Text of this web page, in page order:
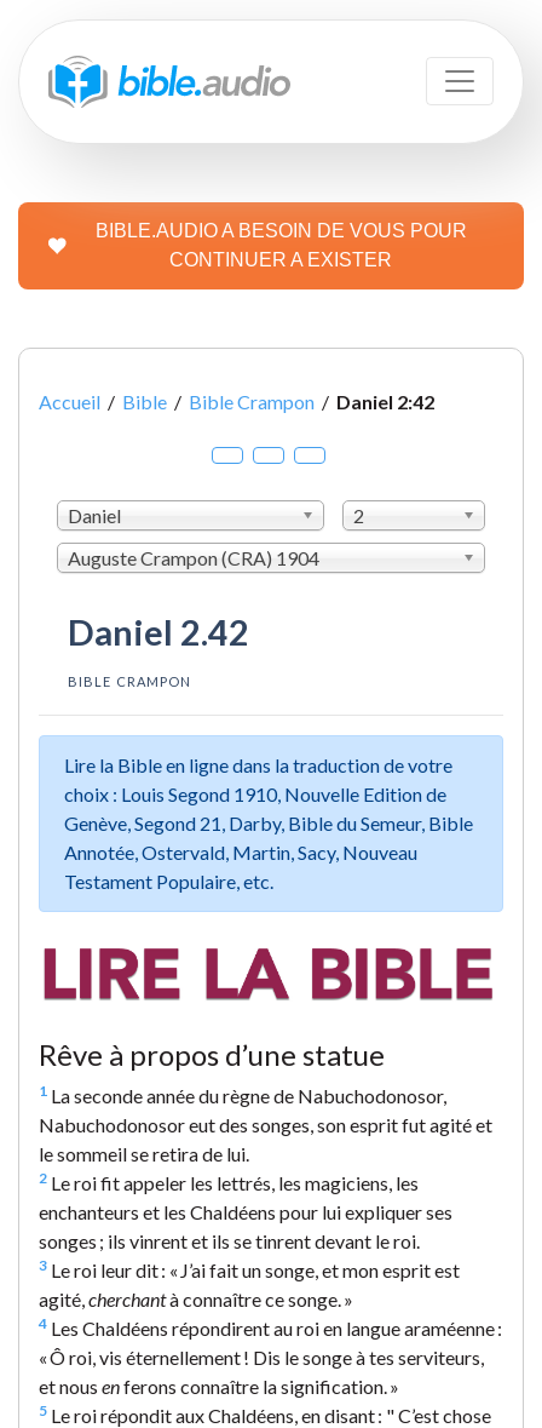
BIBLE.AUDIO A BESOIN DE VOUS POUR
CONTINUER A EXISTER
Accueil / Bible / Bible Crampon / Daniel 2:42
Daniel
2
Auguste Crampon (CRA) 1904
Daniel 2.42
BIBLE CRAMPON
Lire la Bible en ligne dans la traduction de votre
choix : Louis Segond 1910, Nouvelle Edition de
Genève, Segond 21, Darby, Bible du Semeur, Bible
Annotée, Ostervald, Martin, Sacy, Nouveau
Testament Populaire, etc.
Rêve à propos d’une statue
1 La seconde année du règne de Nabuchodonosor,
Nabuchodonosor eut des songes, son esprit fut agité et
le sommeil se retira de lui.
2 Le roi fit appeler les lettrés, les magiciens, les
enchanteurs et les Chaldéens pour lui expliquer ses
songes ; ils vinrent et ils se tinrent devant le roi.
3 Le roi leur dit : « J’ai fait un songe, et mon esprit est
agité, cherchantà connaître ce songe. »
4 Les Chaldéens répondirent au roi en langue araméenne :
« Ô roi, vis éternellement ! Dis le songe à tes serviteurs,
et nous enferons connaître la signification. »
5 Le roi répondit aux Chaldéens, en disant : " C’est chose